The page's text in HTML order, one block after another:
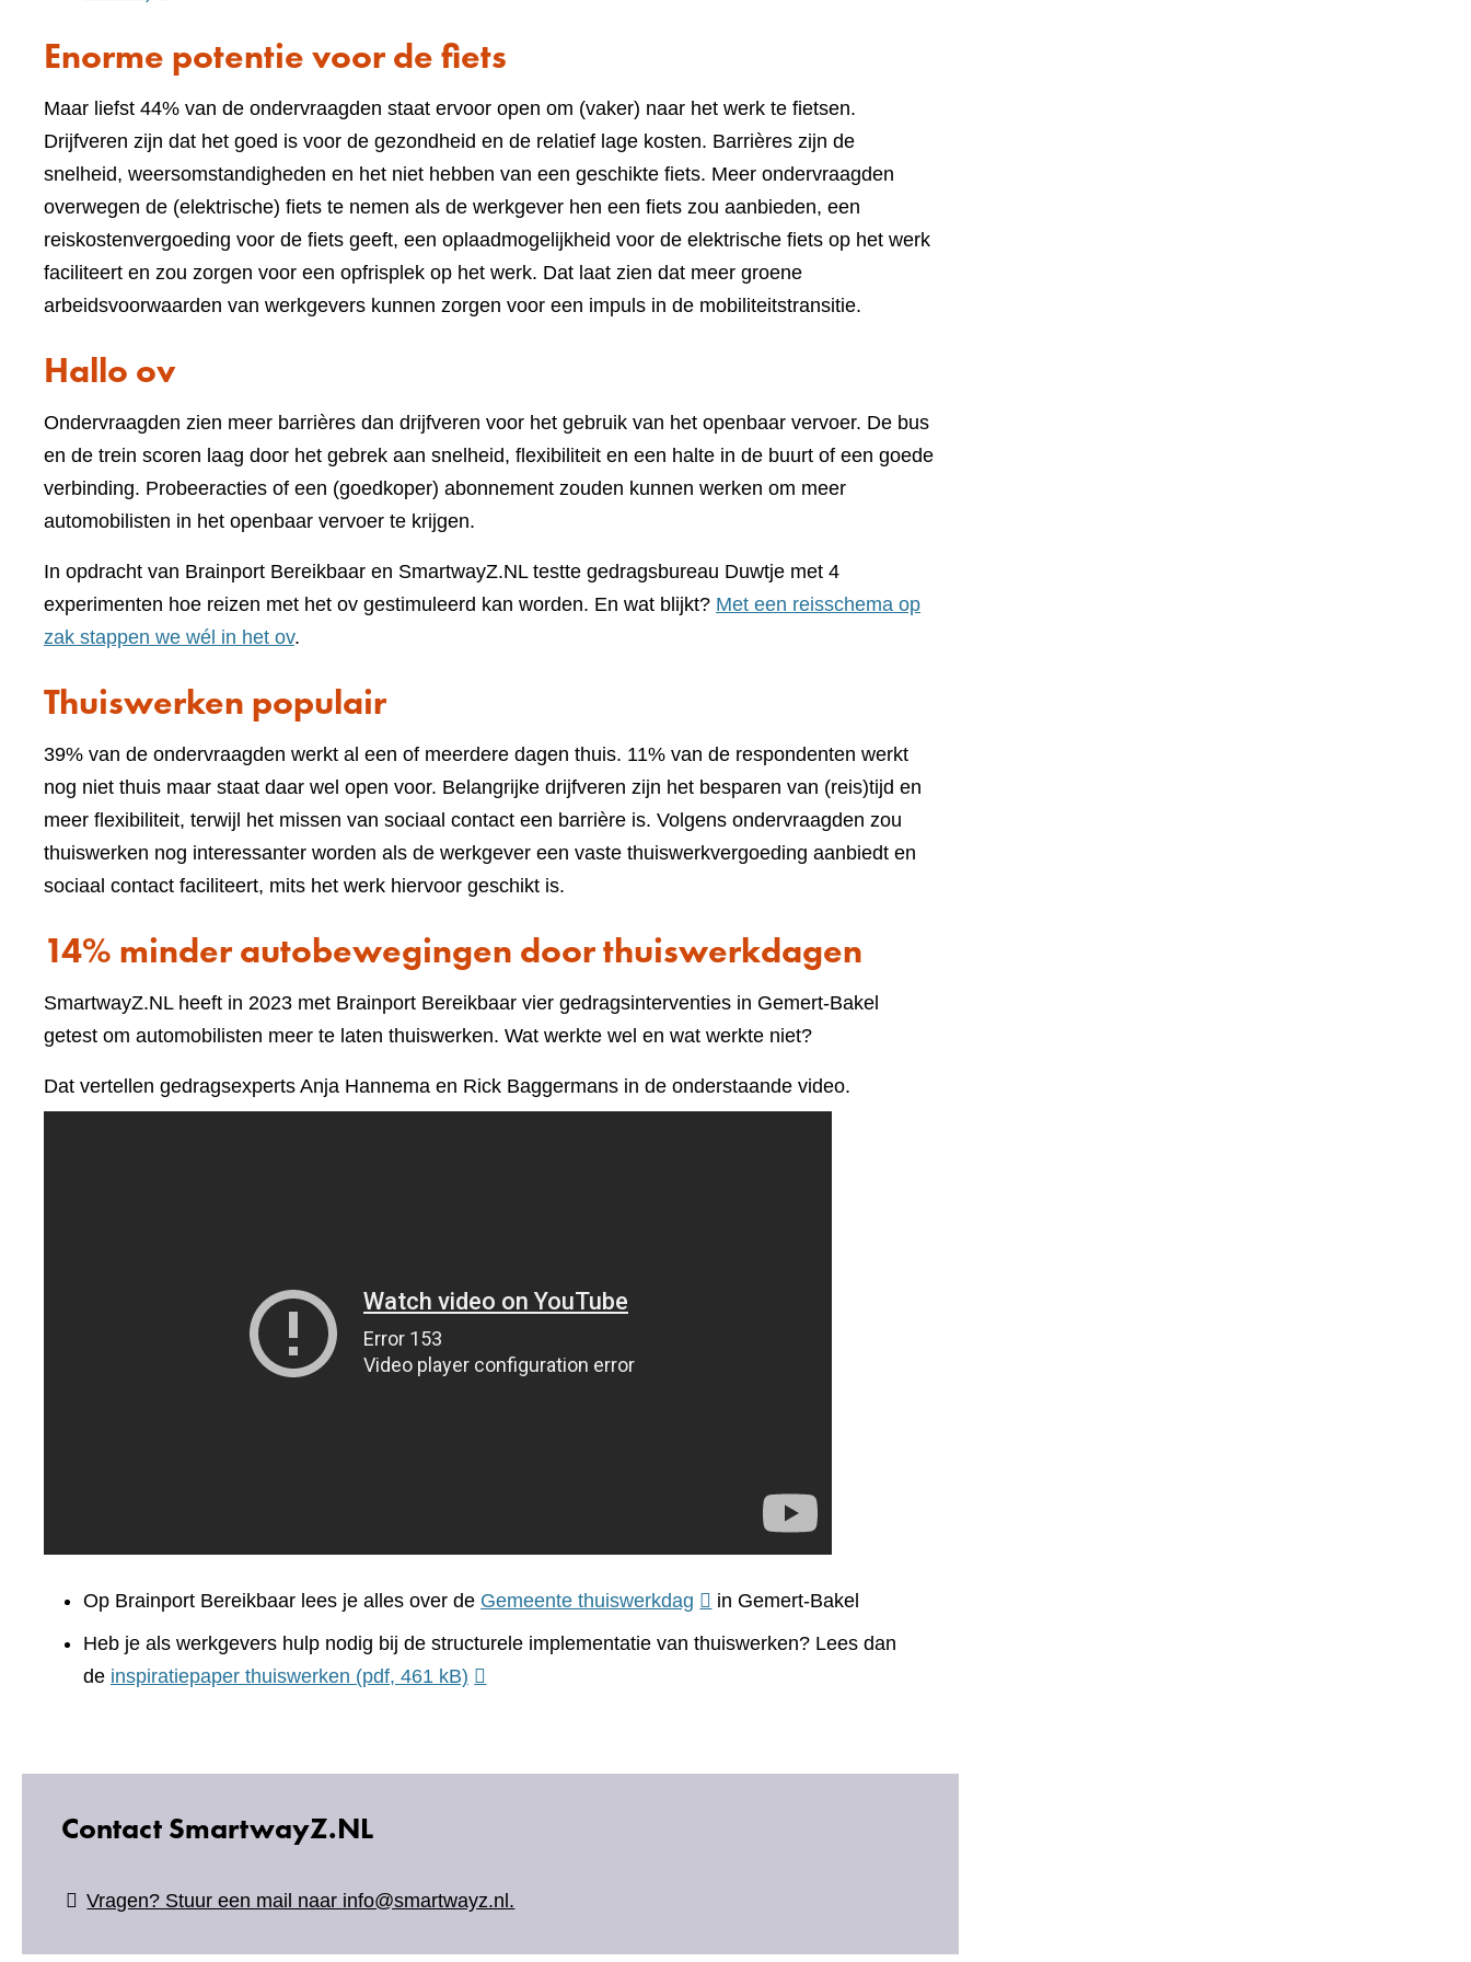
Enorme potentie voor de fiets
Maar liefst 44% van de ondervraagden staat ervoor open om (vaker) naar het werk te fietsen.
Drijfveren zijn dat het goed is voor de gezondheid en de relatief lage kosten. Barrières zijn de
snelheid, weersomstandigheden en het niet hebben van een geschikte fiets. Meer ondervraagden
overwegen de (elektrische) fiets te nemen als de werkgever hen een fiets zou aanbieden, een
reiskostenvergoeding voor de fiets geeft, een oplaadmogelijkheid voor de elektrische fiets op het werk
faciliteert en zou zorgen voor een opfrisplek op het werk. Dat laat zien dat meer groene
arbeidsvoorwaarden van werkgevers kunnen zorgen voor een impuls in de mobiliteitstransitie.
Hallo ov
Ondervraagden zien meer barrières dan drijfveren voor het gebruik van het openbaar vervoer. De bus
en de trein scoren laag door het gebrek aan snelheid, flexibiliteit en een halte in de buurt of een goede
verbinding. Probeeracties of een (goedkoper) abonnement zouden kunnen werken om meer
automobilisten in het openbaar vervoer te krijgen.
In opdracht van Brainport Bereikbaar en SmartwayZ.NL testte gedragsbureau Duwtje met 4
experimenten hoe reizen met het ov gestimuleerd kan worden. En wat blijkt? Met een reisschema op
zak stappen we wél in het ov.
Thuiswerken populair
39% van de ondervraagden werkt al een of meerdere dagen thuis. 11% van de respondenten werkt
nog niet thuis maar staat daar wel open voor. Belangrijke drijfveren zijn het besparen van (reis)tijd en
meer flexibiliteit, terwijl het missen van sociaal contact een barrière is. Volgens ondervraagden zou
thuiswerken nog interessanter worden als de werkgever een vaste thuiswerkvergoeding aanbiedt en
sociaal contact faciliteert, mits het werk hiervoor geschikt is.
14% minder autobewegingen door thuiswerkdagen
SmartwayZ.NL heeft in 2023 met Brainport Bereikbaar vier gedragsinterventies in Gemert-Bakel
getest om automobilisten meer te laten thuiswerken. Wat werkte wel en wat werkte niet?
Dat vertellen gedragsexperts Anja Hannema en Rick Baggermans in de onderstaande video.
Op Brainport Bereikbaar lees je alles over de Gemeente thuiswerkdag (verwijst
naar
in Gemert-Bakel
Heb je als werkgevers hulp nodig bij de structurele implementatie van thuiswerken? Lees dan
de inspiratiepaper thuiswerken (pdf, 461 kB)
Contact SmartwayZ.NL
Vragen? Stuur een mail naar info@smartwayz.nl.